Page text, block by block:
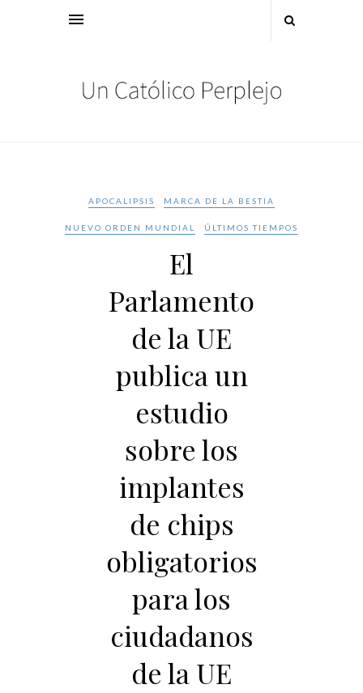
APOCALIPSIS MARCA DE LA BESTIA
NUEVO ORDEN MUNDIAL ÚLTIMOS TIEMPOS
El
Parlamento
de la UE
publica un
estudio
sobre los
implantes
de chips
obligatorios
para los
ciudadanos
de la UE